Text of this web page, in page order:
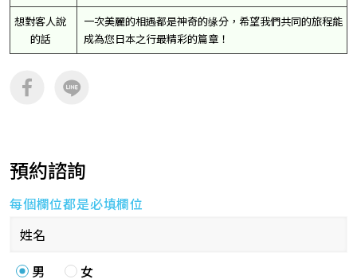
想對客人說
的話
一次美麗的相遇都是神奇的缘分，希望我們共同的旅程能
成為您日本之行最精彩的篇章！
預約諮詢
每個欄位都是必填欄位
男 女